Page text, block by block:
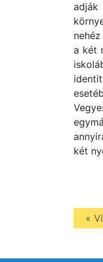
adják
a két
két
«